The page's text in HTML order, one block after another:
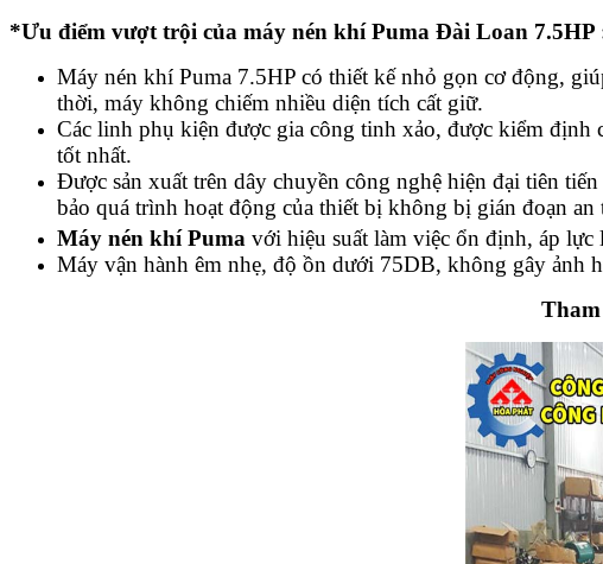
*Ưu điểm vượt trội của máy nén khí Puma Đài Loan 7.5HP
Máy nén khí Puma 7.5HP có thiết kế nhỏ gọn cơ động,
thời, máy không chiếm nhiều diện tích cất giữ.
Các linh phụ kiện được gia công tinh xảo, được kiểm định
tốt nhất.
Được sản xuất trên dây chuyền công nghệ hiện đại tiên
bảo quá trình hoạt động của thiết bị không bị gián đoạn
Máy nén khí Puma với hiệu suất làm việc ổn định, áp lực
Máy vận hành êm nhẹ, độ ồn dưới 75DB, không gây ảnh